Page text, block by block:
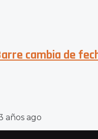
cambia de
años ago